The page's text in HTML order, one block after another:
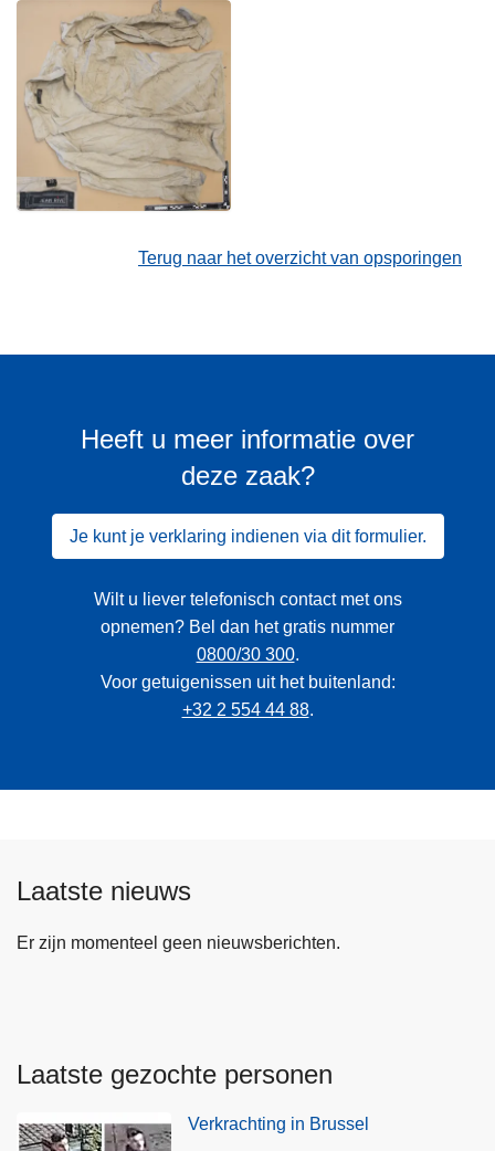
Terug naar het overzicht van opsporingen
Heeft u meer informatie over
deze zaak?
Je kunt je verklaring indienen via dit formulier.
Wilt u liever telefonisch contact met ons
opnemen? Bel dan het gratis nummer
0800/30 300.
Voor getuigenissen uit het buitenland:
+32 2 554 44 88.
Laatste nieuws
Er zijn momenteel geen nieuwsberichten.
Laatste gezochte personen
Verkrachting in Brussel